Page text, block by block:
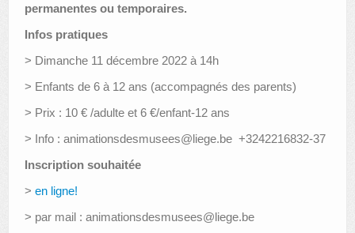
permanentes ou temporaires.
Infos pratiques
> Dimanche 11 décembre 2022 à 14h
> Enfants de 6 à 12 ans (accompagnés des parents)
> Prix : 10 € /adulte et 6 €/enfant-12 ans
> Info : animationsdesmusees@liege.be +3242216832-37
Inscription souhaitée
> en ligne!
> par mail : animationsdesmusees@liege.be